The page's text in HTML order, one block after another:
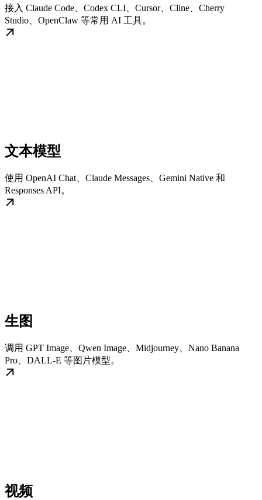
接入 Claude Code、Codex CLI、Cursor、Cline、Cherry
Studio、OpenClaw 等常用 AI 工具。
文本模型
使用 OpenAI Chat、Claude Messages、Gemini Native 和
Responses API。
生图
调用 GPT Image、Qwen Image、Midjourney、Nano Banana
Pro、DALL-E 等图片模型。
视频